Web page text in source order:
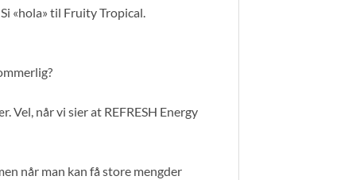
«hola» til Fruity Tropical.
når vi sier at REFRESH Energy
når man kan få store mengder